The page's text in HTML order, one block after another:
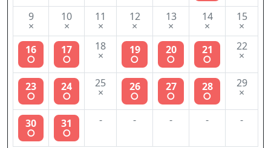
9
×
10
×
11
×
12
×
13
×
14
×
15
×
16
○
17
○
18
× 19
○
20
○
21
○
22
×
23
○
24
○
25
× 26
○
27
○
28
○
29
×
30
○
31
○
- - - - -